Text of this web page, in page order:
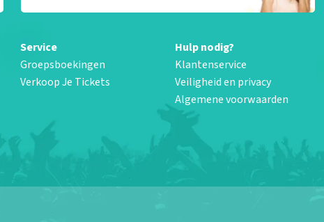
Service
Groepsboekingen
Verkoop Je Tickets
Hulp nodig?
Klantenservice
Veiligheid en privacy
Algemene voorwaarden